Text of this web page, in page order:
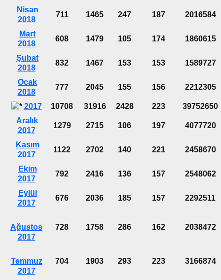
Nisan
2018
711 1465 247 187 2016584
Mart
2018
608 1479 105 174 1860615
Şubat
2018
832 1467 153 153 1589727
Ocak
2018
777 2045 155 156 2212305
2017 10708 31916 2428 223
39752650
Aralık
2017
1279 2715 106 197 4077720
Kasım
2017
1122 2702 140 221 2458670
Ekim
2017
792 2416 136 157 2548062
Eylül
2017
676 2036 185 157 2292511
Ağustos
2017
728 1758 286 162 2038472
Temmuz
2017
704 1903 293 223 3166874